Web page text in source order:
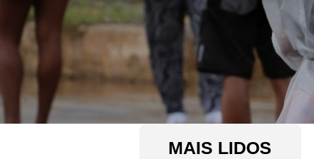
MAIS LIDOS